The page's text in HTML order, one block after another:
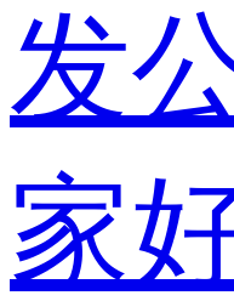
发
家